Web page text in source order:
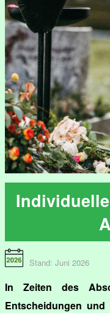
Stand: Juni 2026
In Zeiten des
Entscheidungen